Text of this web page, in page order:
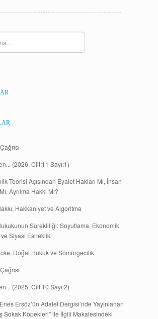
(2026, Cilt:11 Sayı:1)
Teorisi Açısından Eyalet Hakları Mı, İnsan
Ayrılma Hakkı Mı?
Hakkaniyet ve Algoritma
Sürekliliği: Soyutlama, Ekonomik
Siyasi Esneklik
Doğal Hukuk ve Sömürgecilik
(2025, Cilt:10 Sayı:2)
Ersöz’ün Adalet Dergisi’nde Yayınlanan
Sokak Köpekleri” ile İlgili Makalesindeki